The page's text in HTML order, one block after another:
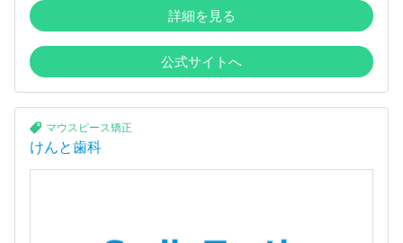
詳細を見る
公式サイトへ
マウスピース矯正
けんと歯科